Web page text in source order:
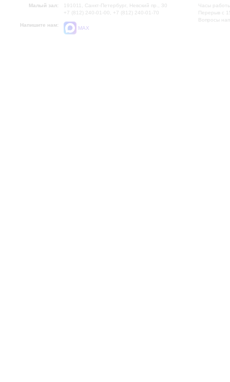
Малый зал:
191011, Санкт-Петербург, Невский пр., 30
+7 (812) 240-01-00, +7 (812) 240-01-70
Напишите нам:
MAX
Часы
Перерыв с
Вопросы